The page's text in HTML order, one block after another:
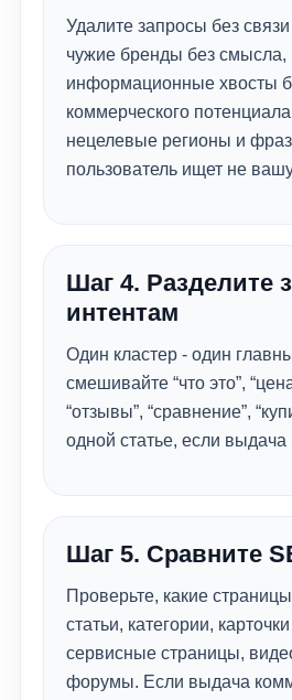
Удалите запросы без
чужие бренды без смысла,
информационные хвосты
коммерческого
нецелевые регионы и
пользователь ищет не вашу
Шаг 4. Разделите
интентам
Один кластер - один
смешивайте “что это”,
“отзывы”, “сравнение”,
одной статье, если выдача
Шаг 5. Сравните
Проверьте, какие
статьи, категории,
сервисные страницы,
форумы. Если выдача